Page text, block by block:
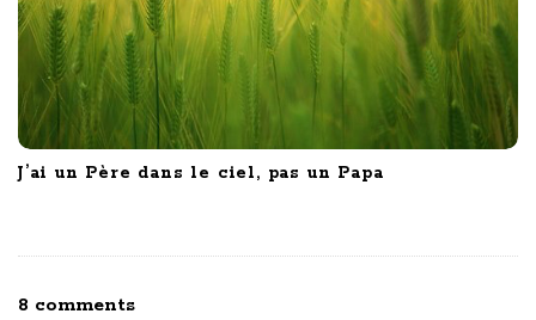
J’ai un Père dans le ciel, pas un Papa
8 commentsO